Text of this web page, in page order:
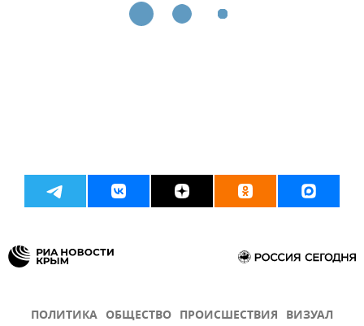
ПОЛИТИКА ОБЩЕСТВО ПРОИСШЕСТВИЯ ВИЗУАЛ